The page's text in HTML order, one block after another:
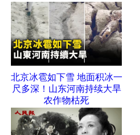
北京冰雹如下雪 地面积冰一
尺多深！山东河南持续大旱
农作物枯死